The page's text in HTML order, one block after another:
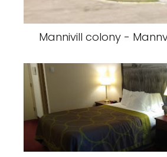
Mannivill colony -